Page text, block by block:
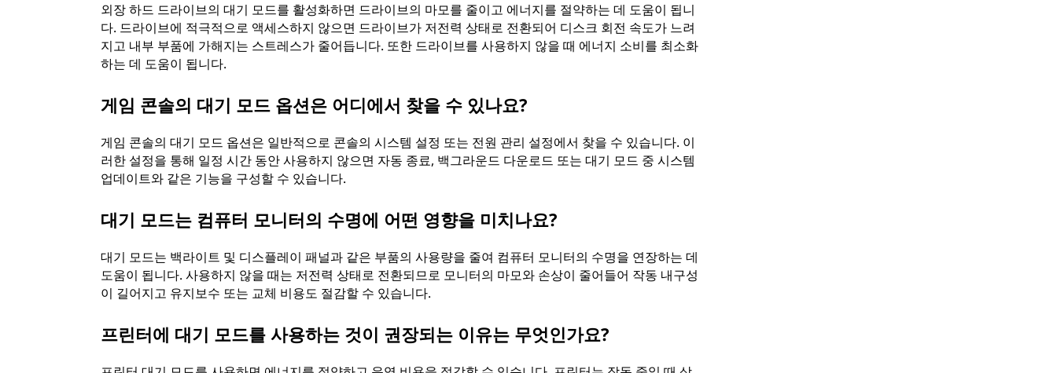
외장 하드 드라이브의 대기 모드를 활성화하면 드라이브의 마모를 줄이고 에너지를 절약하는 데 도움이 됩니
다. 드라이브에 적극적으로 액세스하지 않으면 드라이브가 저전력 상태로 전환되어 디스크 회전 속도가 느려
지고 내부 부품에 가해지는 스트레스가 줄어듭니다. 또한 드라이브를 사용하지 않을 때 에너지 소비를 최소화
하는 데 도움이 됩니다.
게임 콘솔의 대기 모드 옵션은 어디에서 찾을 수 있나요?
게임 콘솔의 대기 모드 옵션은 일반적으로 콘솔의 시스템 설정 또는 전원 관리 설정에서 찾을 수 있습니다. 이
러한 설정을 통해 일정 시간 동안 사용하지 않으면 자동 종료, 백그라운드 다운로드 또는 대기 모드 중 시스템
업데이트와 같은 기능을 구성할 수 있습니다.
대기 모드는 컴퓨터 모니터의 수명에 어떤 영향을 미치나요?
대기 모드는 백라이트 및 디스플레이 패널과 같은 부품의 사용량을 줄여 컴퓨터 모니터의 수명을 연장하는 데
도움이 됩니다. 사용하지 않을 때는 저전력 상태로 전환되므로 모니터의 마모와 손상이 줄어들어 작동 내구성
이 길어지고 유지보수 또는 교체 비용도 절감할 수 있습니다.
프린터에 대기 모드를 사용하는 것이 권장되는 이유는 무엇인가요?